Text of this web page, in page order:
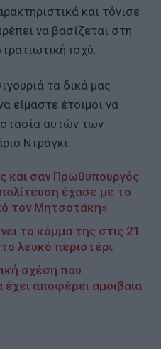
και τόνισε
να βασίζεται στη
ισχύ.
τα δικά μας
είμαστε έτοιμοι να
αυτών των
Ντράγκι.
και σαν Πρωθυπουργός
έχασε με το
τον Μητσοτάκη»
το κόμμα της στις 21
λευκό περιστέρι
σχέση που
έχει αποφέρει αμοιβαία